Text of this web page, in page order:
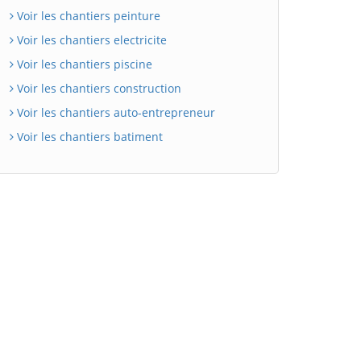
Voir les chantiers peinture
Voir les chantiers electricite
Voir les chantiers piscine
Voir les chantiers construction
Voir les chantiers auto-entrepreneur
Voir les chantiers batiment